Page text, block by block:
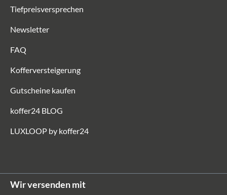
Tiefpreisversprechen
Newsletter
FAQ
Kofferversteigerung
Gutscheine kaufen
koffer24 BLOG
LUXLOOP by koffer24
Wir versenden mit